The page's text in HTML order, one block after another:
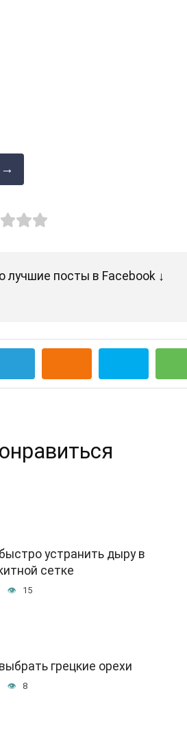
→
лучшие посты в Facebook ↓
устранить дыру в
сетке
15
грецкие орехи
8